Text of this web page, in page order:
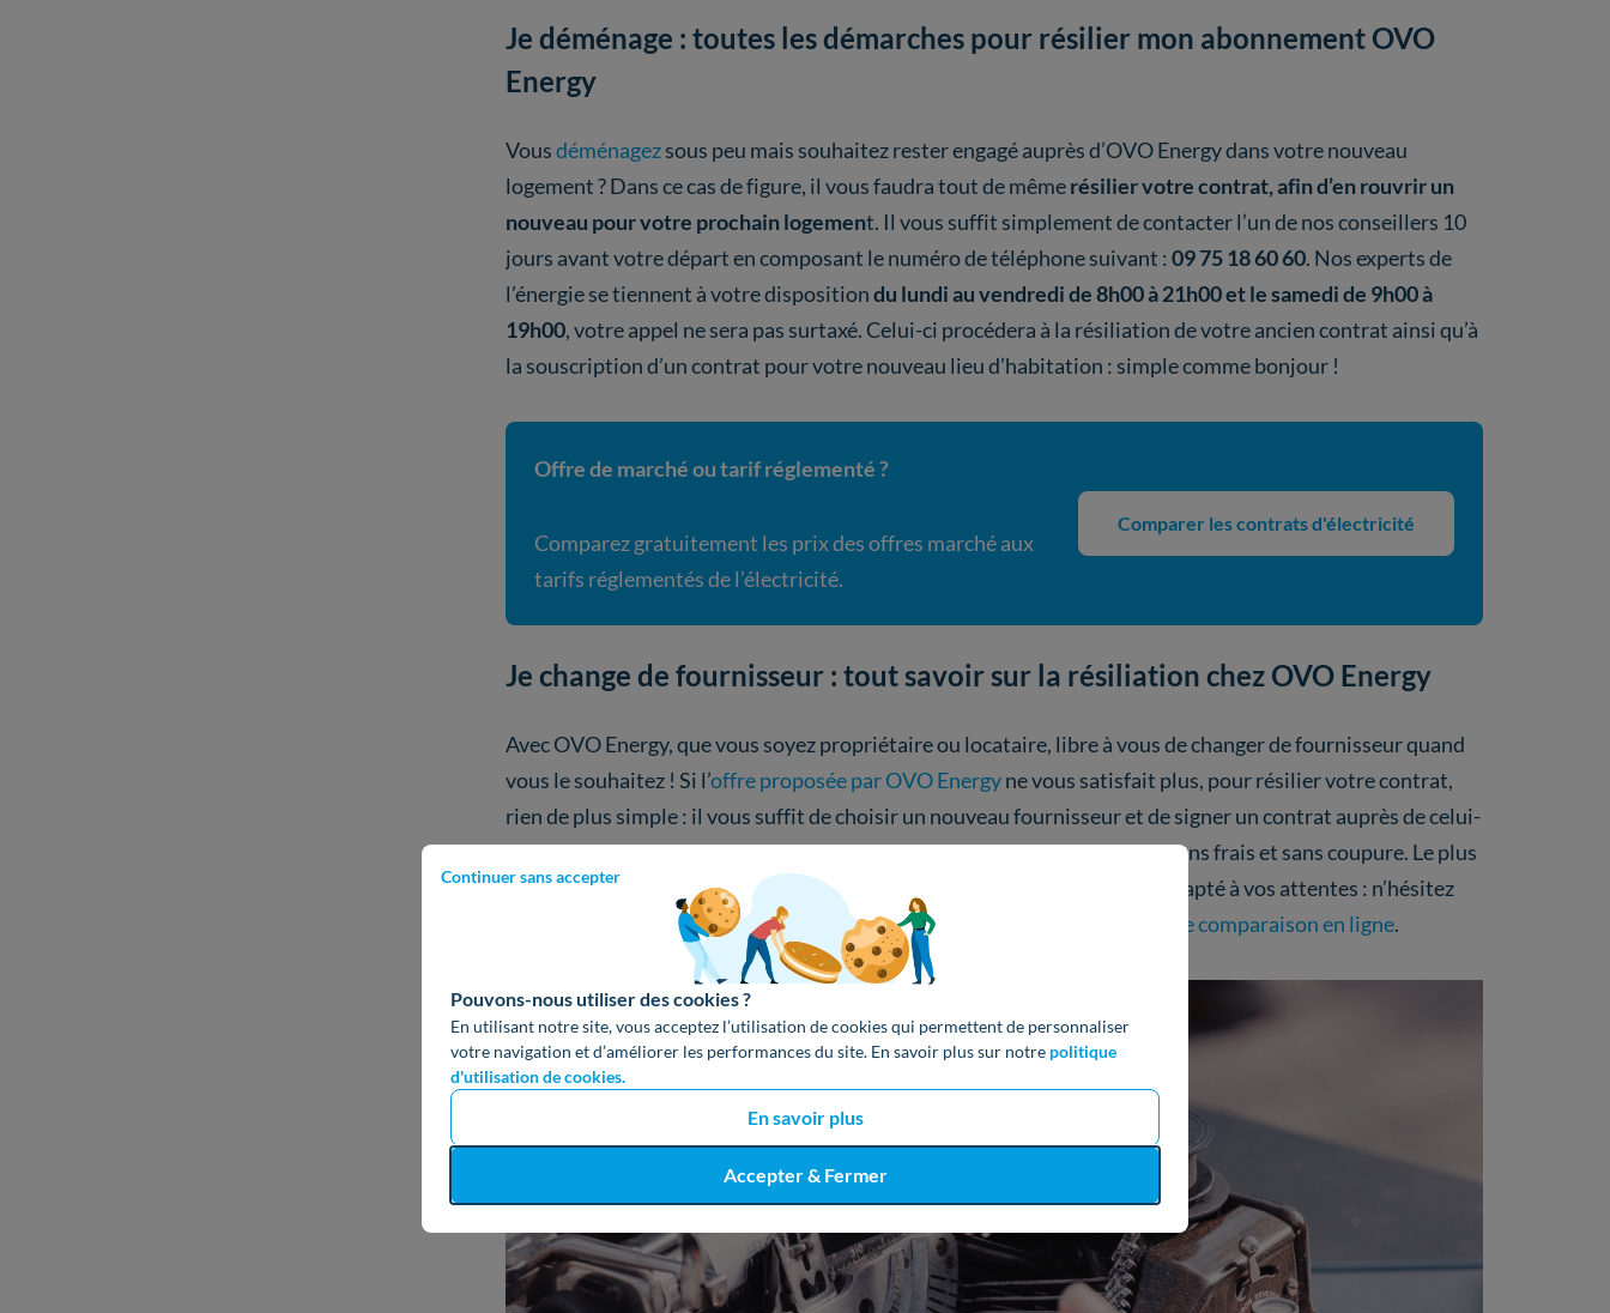
Continuer sans accepter
Pouvons-nous utiliser des cookies ?
En utilisant notre site, vous acceptez l’utilisation de cookies qui permettent de personnaliser
votre navigation et d’améliorer les performances du site. En savoir plus sur notre politique
d'utilisation de cookies.
En savoir plus
Accepter & Fermer
Je déménage : toutes les démarches pour résilier mon abonnement OVO
Energy
Vousdéménagezsous peu mais souhaitez rester engagé auprès d’OVO Energy dans votre nouveau
logement ? Dans ce cas de figure, il vous faudra tout de mêmerésilier votre contrat, afin d’en rouvrir un
nouveau pour votre prochain logement. Il vous suffit simplement de contacter l’un de nos conseillers 10
jours avant votre départ en composant le numéro de téléphone suivant :09 75 18 60 60. Nos experts de
l’énergie se tiennent à votre dispositiondu lundi au vendredi de 8h00 à 21h00 et le samedi de 9h00 à
19h00, votre appel ne sera pas surtaxé. Celui-ci procédera à la résiliation de votre ancien contrat ainsi qu’à
la souscription d’un contrat pour votre nouveau lieu d’habitation : simple comme bonjour !
Offre de marché ou tarif réglementé ?
Comparez gratuitement les prix des offres marché aux
tarifs réglementés de l’électricité.
Comparer les contrats d'électricité
Je change de fournisseur : tout savoir sur la résiliation chez OVO Energy
Avec OVO Energy, que vous soyez propriétaire ou locataire, libre à vous de changer de fournisseur quand
vous le souhaitez ! Si l’offre proposée par OVO Energyne vous satisfait plus, pour résilier votre contrat,
rien de plus simple : il vous suffit de choisir un nouveau fournisseur et de signer un contrat auprès de celui-
ci.Le changement de fournisseur se fait ainsi de manière automatique, sans frais et sans coupure. Le plus
important à cette étape est donc de choisir le fournisseur parfaitement adapté à vos attentes : n’hésitez
pas à comparer les offres des différents fournisseurs grâce à notre
outils de comparaison en ligne.